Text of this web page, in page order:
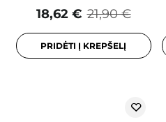
21,90 €
18,62 €
PRIDĖTI Į KREPŠELĮ